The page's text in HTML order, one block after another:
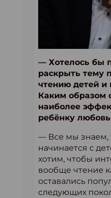
— Хотелось бы
раскрыть тему
чтению детей и
Каким образом
наиболее
ребёнку
— Все мы знаем,
начинается с
хотим, чтобы
вообще чтение
оставались
следующих